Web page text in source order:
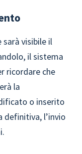
sarà visibile il
il sistema
ricordare che
la
o inserito
definitiva, l’invio